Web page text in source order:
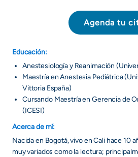
Agenda tu
Educación:
Anestesiología y Reanimación
Maestría en Anestesia Pediátrica
Vittoria España)
Cursando Maestría en Gerencia de
(ICESI)
Acerca de mí:
Nacida en Bogotá, vivo en Cali hace 10
muy variados como la lectura;